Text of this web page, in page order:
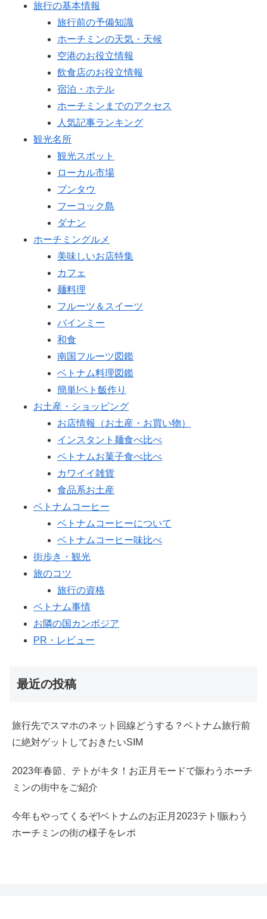
旅行の基本情報
旅行前の予備知識
ホーチミンの天気・天候
空港のお役立情報
飲食店のお役立情報
宿泊・ホテル
ホーチミンまでのアクセス
人気記事ランキング
観光名所
観光スポット
ローカル市場
ブンタウ
フーコック島
ダナン
ホーチミングルメ
美味しいお店特集
カフェ
麺料理
フルーツ＆スイーツ
バインミー
和食
南国フルーツ図鑑
ベトナム料理図鑑
簡単!ベト飯作り
お土産・ショッピング
お店情報（お土産・お買い物）
インスタント麺食べ比べ
ベトナムお菓子食べ比べ
カワイイ雑貨
食品系お土産
ベトナムコーヒー
ベトナムコーヒーについて
ベトナムコーヒー味比べ
街歩き・観光
旅のコツ
旅行の資格
ベトナム事情
お隣の国カンボジア
PR・レビュー
最近の投稿
旅行先でスマホのネット回線どうする？ベトナム旅行前
に絶対ゲットしておきたいSIM
2023年春節、テトがキタ！お正月モードで賑わうホーチ
ミンの街中をご紹介
今年もやってくるぞ!ベトナムのお正月2023テト!賑わう
ホーチミンの街の様子をレポ